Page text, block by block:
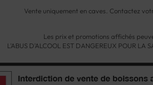
Vente uniquement en caves. Contactez
Les prix et promotions affichés
L'ABUS D'ALCOOL EST DANGEREUX POUR LA